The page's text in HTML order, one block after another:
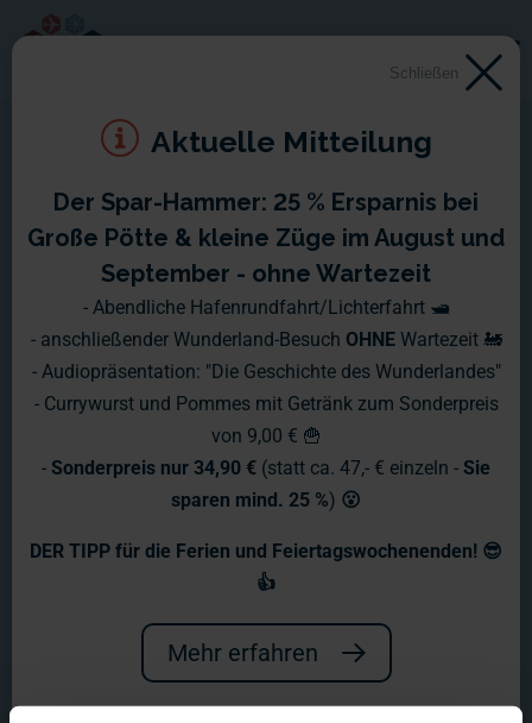
ARD Mittagsmagazin:
Vorfreude auf die EM-
Auslosung in Hamburg
Am Samstag wird in der
Schließen
Aktuelle Mitteilung
Der Spar-Hammer: 25 % Ersparnis bei
Große Pötte & kleine Züge im August und
September - ohne Wartezeit
- Abendliche Hafenrundfahrt/Lichterfahrt 🛥️
- anschließender Wunderland-Besuch OHNE Wartezeit 🚂
- Audiopräsentation: "Die Geschichte des Wunderlandes"
- Currywurst und Pommes mit Getränk zum Sonderpreis
von 9,00 € 🍟
- Sonderpreis nur 34,90 € (statt ca. 47,- € einzeln - Sie
sparen mind. 25 %) 😮
DER TIPP für die Ferien und Feiertagswochenenden! 😎
👍
Mehr erfahren